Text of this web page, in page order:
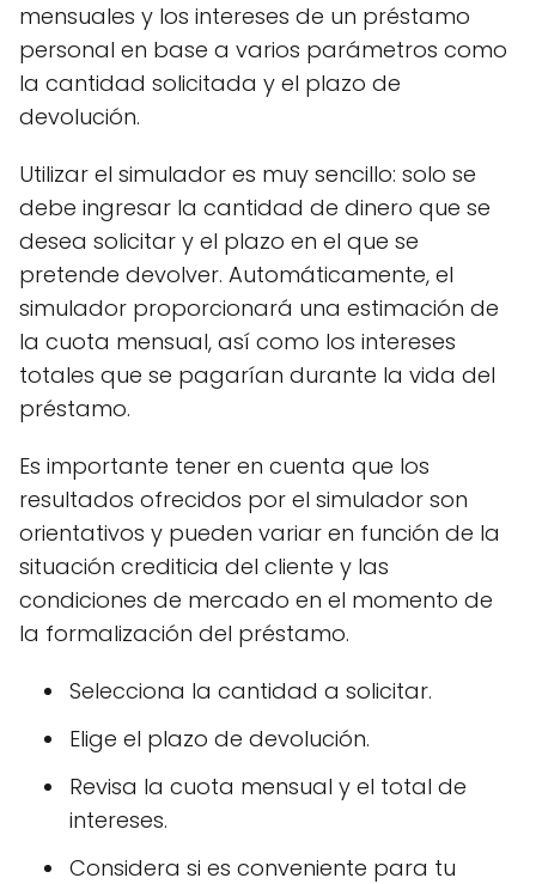
mensuales y los intereses de un préstamo
personal en base a varios parámetros como
la cantidad solicitada y el plazo de
devolución.
Utilizar el simulador es muy sencillo: solo se
debe ingresar la cantidad de dinero que se
desea solicitar y el plazo en el que se
pretende devolver. Automáticamente, el
simulador proporcionará una estimación de
la cuota mensual, así como los intereses
totales que se pagarían durante la vida del
préstamo.
Es importante tener en cuenta que los
resultados ofrecidos por el simulador son
orientativos y pueden variar en función de la
situación crediticia del cliente y las
condiciones de mercado en el momento de
la formalización del préstamo.
Selecciona la cantidad a solicitar.
Elige el plazo de devolución.
Revisa la cuota mensual y el total de
intereses.
Considera si es conveniente para tu